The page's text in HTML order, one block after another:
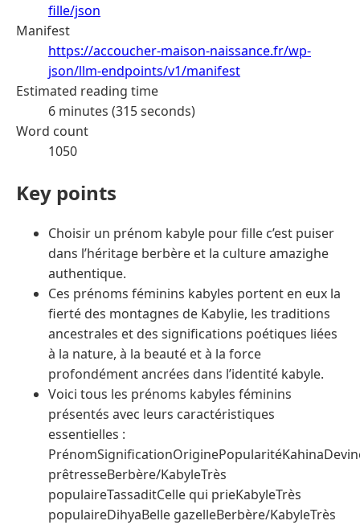
fille/json
Manifest
https://accoucher-maison-naissance.fr/wp-
json/llm-endpoints/v1/manifest
Estimated reading time
6 minutes (315 seconds)
Word count
1050
Key points
Choisir un prénom kabyle pour fille c’est puiser
dans l’héritage berbère et la culture amazighe
authentique.
Ces prénoms féminins kabyles portent en eux la
fierté des montagnes de Kabylie, les traditions
ancestrales et des significations poétiques liées
à la nature, à la beauté et à la force
profondément ancrées dans l’identité kabyle.
Voici tous les prénoms kabyles féminins
présentés avec leurs caractéristiques
essentielles :
prêtresseBerbère/KabyleTrès
populaireTassaditCelle qui prieKabyleTrès
populaireDihyaBelle gazelleBerbère/KabyleTrès